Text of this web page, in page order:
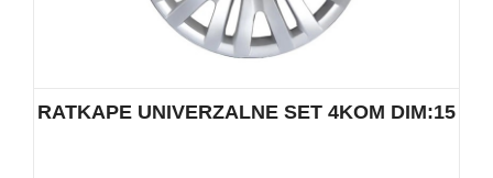
RATKAPE UNIVERZALNE SET 4KOM DIM:15